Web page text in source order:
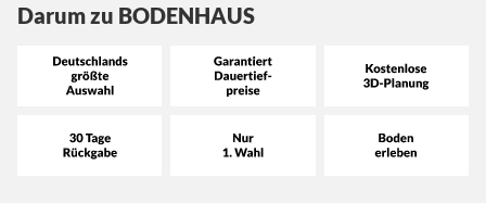
Darum zu BODENHAUS